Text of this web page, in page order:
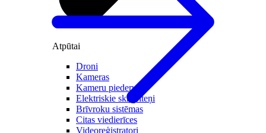
Atpūtai
Droni
Kameras
Kameru piederumi
Elektriskie skrejriteņi
Brīvroku sistēmas
Citas viedierīces
Videoreģistratori